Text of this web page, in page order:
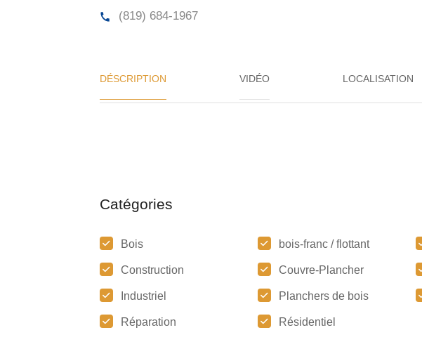
(819) 684-1967
DÉSCRIPTION VIDÉO
Catégories
Bois bois-franc / flottant
Construction Couvre-Plancher
Industriel Planchers de bois
Réparation Résidentiel